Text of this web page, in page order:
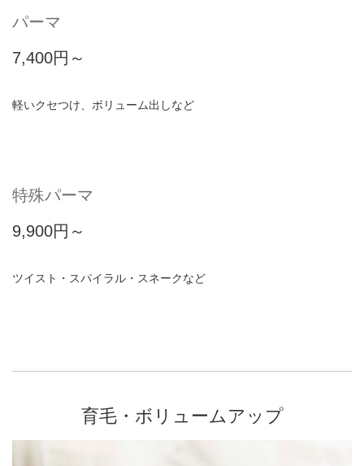
パーマ
7,400円～
軽いクセつけ、ボリューム出しなど
特殊パーマ
9,900円～
ツイスト・スパイラル・スネークなど
育毛・ボリュームアップ